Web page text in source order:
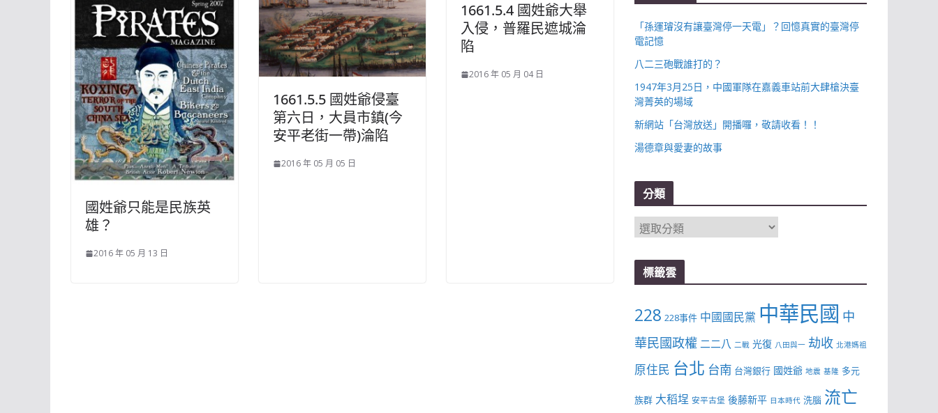
國姓爺只能是民族英
雄？
2016 年 05 月 13 日
1661.5.5 國姓爺侵臺
第六日，大員市鎮(今
安平老街一帶)淪陷
2016 年 05 月 05 日
1661.5.4 國姓爺大舉
入侵，普羅民遮城淪
陷
2016 年 05 月 04 日
「孫運璿沒有讓臺灣停一天電」？回憶真實的臺灣停
電記憶
八二三砲戰誰打的？
1947年3月25日，中國軍隊在嘉義車站前大肆槍決臺
灣菁英的場域
新網站「台灣放送」開播囉，敬請收看！！
湯德章與愛妻的故事
分類
分
類
標籤雲
228 228事件 中國國民黨 中華民國 中
華民國政權 二二八 二戰 光復 八田與一 劫收 北港媽祖
原住民 台北 台南 台灣銀行 國姓爺 地震 基隆 多元
族群 大稻埕 安平古堡 後藤新平 日本時代 洗腦 流亡